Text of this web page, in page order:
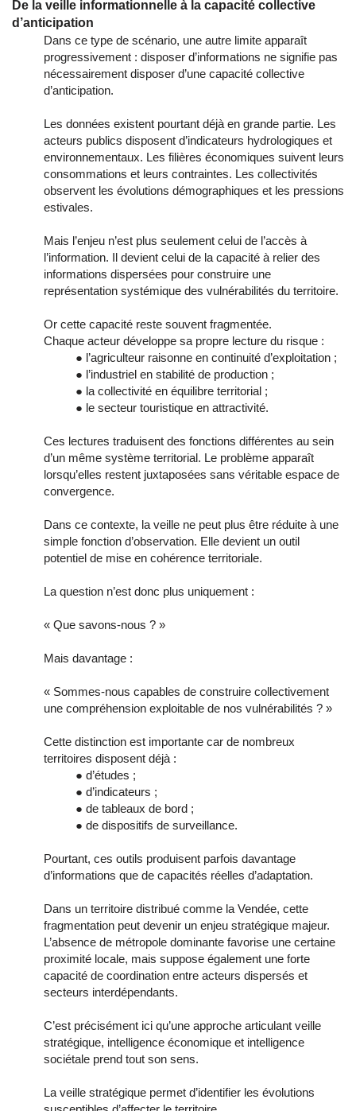
De la veille informationnelle à la capacité collective
d’anticipation
Dans ce type de scénario, une autre limite apparaît
progressivement : disposer d’informations ne signifie pas
nécessairement disposer d’une capacité collective
d’anticipation.
Les données existent pourtant déjà en grande partie. Les
acteurs publics disposent d’indicateurs hydrologiques et
environnementaux. Les filières économiques suivent leurs
consommations et leurs contraintes. Les collectivités
observent les évolutions démographiques et les pressions
estivales.
Mais l’enjeu n’est plus seulement celui de l’accès à
l’information. Il devient celui de la capacité à relier des
informations dispersées pour construire une
représentation systémique des vulnérabilités du territoire.
Or cette capacité reste souvent fragmentée.
Chaque acteur développe sa propre lecture du risque :
● l’agriculteur raisonne en continuité d’exploitation ;
● l’industriel en stabilité de production ;
● la collectivité en équilibre territorial ;
● le secteur touristique en attractivité.
Ces lectures traduisent des fonctions différentes au sein
d’un même système territorial. Le problème apparaît
lorsqu’elles restent juxtaposées sans véritable espace de
convergence.
Dans ce contexte, la veille ne peut plus être réduite à une
simple fonction d’observation. Elle devient un outil
potentiel de mise en cohérence territoriale.
La question n’est donc plus uniquement :
« Que savons-nous ? »
Mais davantage :
« Sommes-nous capables de construire collectivement
une compréhension exploitable de nos vulnérabilités ? »
Cette distinction est importante car de nombreux
territoires disposent déjà :
● d’études ;
● d’indicateurs ;
● de tableaux de bord ;
● de dispositifs de surveillance.
Pourtant, ces outils produisent parfois davantage
d’informations que de capacités réelles d’adaptation.
Dans un territoire distribué comme la Vendée, cette
fragmentation peut devenir un enjeu stratégique majeur.
L’absence de métropole dominante favorise une certaine
proximité locale, mais suppose également une forte
capacité de coordination entre acteurs dispersés et
secteurs interdépendants.
C’est précisément ici qu’une approche articulant veille
stratégique, intelligence économique et intelligence
sociétale prend tout son sens.
La veille stratégique permet d’identifier les évolutions